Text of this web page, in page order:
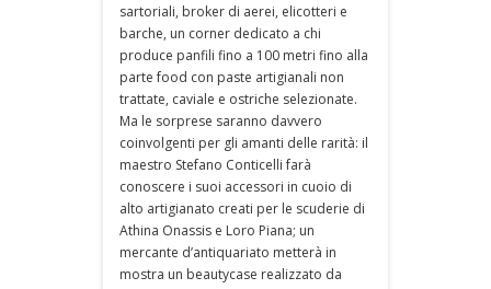
sartoriali, broker di aerei, elicotteri e
barche, un corner dedicato a chi
produce panfili fino a 100 metri fino alla
parte food con paste artigianali non
trattate, caviale e ostriche selezionate.
Ma le sorprese saranno davvero
coinvolgenti per gli amanti delle rarità: il
maestro Stefano Conticelli farà
conoscere i suoi accessori in cuoio di
alto artigianato creati per le scuderie di
Athina Onassis e Loro Piana; un
mercante d’antiquariato metterà in
mostra un beautycase realizzato da